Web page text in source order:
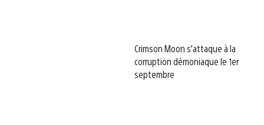
Crimson Moon s’attaque à la
corruption démoniaque le 1er
septembre